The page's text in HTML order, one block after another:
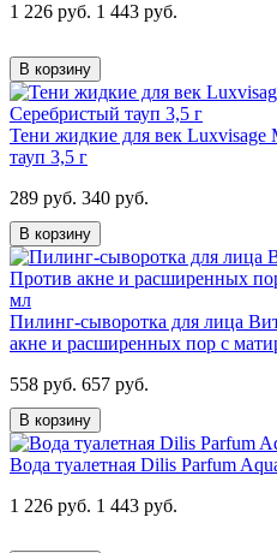
1 226 руб. 1 443 руб.
В корзину
Тени жидкие для век
тауп 3,5 г
289 руб. 340 руб.
В корзину
Пилинг-сыворотка для лица
акне и расширенных пор с
558 руб. 657 руб.
В корзину
Вода туалетная Dilis Parfum
1 226 руб. 1 443 руб.